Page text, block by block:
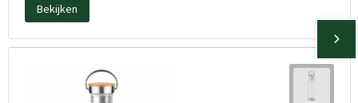
Bekijken